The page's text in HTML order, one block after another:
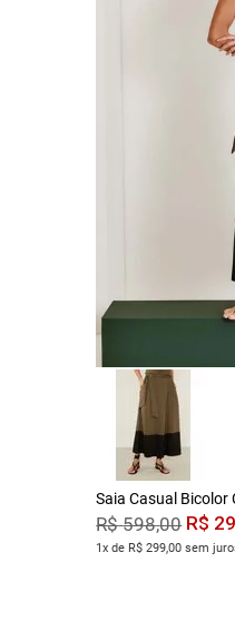
Saia Casual Bicolor
R$ 598,00 R$
1x de R$ 299,00 sem